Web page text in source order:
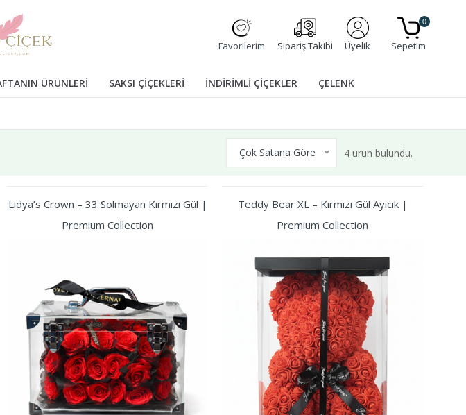
Favorilerim Sipariş Takibi Üyelik Sepetim
0
ÜRÜNLERİ SAKSI ÇİÇEKLERİ İNDİRİMLİ ÇİÇEKLER ÇELENK
Çok Satana Göre 4 ürün bulundu.
Lidya’s Crown – 33 Solmayan Kırmızı Gül |
Premium Collection
Teddy Bear XL – Kırmızı Gül Ayıcık |
Premium Collection